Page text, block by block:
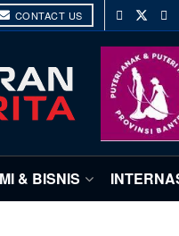
CONTACT US
& BISNIS